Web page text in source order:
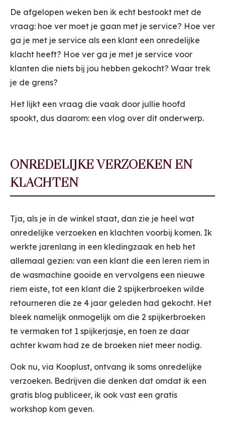
De afgelopen weken ben ik echt bestookt met de
vraag: hoe ver moet je gaan met je service? Hoe ver
ga je met je service als een klant een onredelijke
klacht heeft? Hoe ver ga je met je service voor
klanten die niets bij jou hebben gekocht? Waar trek
je de grens?
Het lijkt een vraag die vaak door jullie hoofd
spookt, dus daarom: een vlog over dit onderwerp.
ONREDELIJKE VERZOEKEN EN
KLACHTEN
Tja, als je in de winkel staat, dan zie je heel wat
onredelijke verzoeken en klachten voorbij komen. Ik
werkte jarenlang in een kledingzaak en heb het
allemaal gezien: van een klant die een leren riem in
de wasmachine gooide en vervolgens een nieuwe
riem eiste, tot een klant die 2 spijkerbroeken wilde
retourneren die ze 4 jaar geleden had gekocht. Het
bleek namelijk onmogelijk om die 2 spijkerbroeken
te vermaken tot 1 spijkerjasje, en toen ze daar
achter kwam had ze de broeken niet meer nodig.
Ook nu, via Kooplust, ontvang ik soms onredelijke
verzoeken. Bedrijven die denken dat omdat ik een
gratis blog publiceer, ik ook vast een gratis
workshop kom geven.